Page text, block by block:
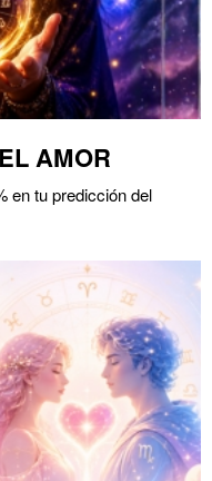
AMOR
en tu predicción del